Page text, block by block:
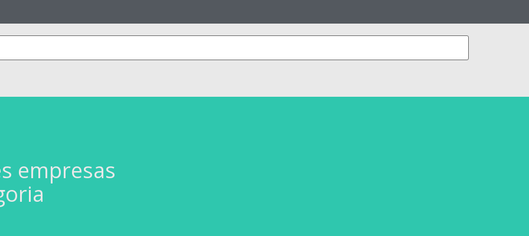
empresas